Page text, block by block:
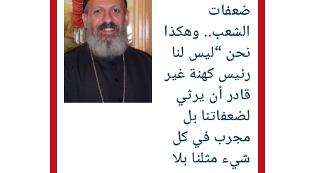
ضعفات
الشعب.. وهكذا
نحن “ليس لنا
رئيس كهنة غير
قادر أن يرثي
لضعفاتنا بل
مجرب في كل
شيء مثلنا بلا